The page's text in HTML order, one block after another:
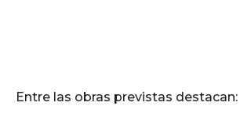
Entre las obras previstas destacan: